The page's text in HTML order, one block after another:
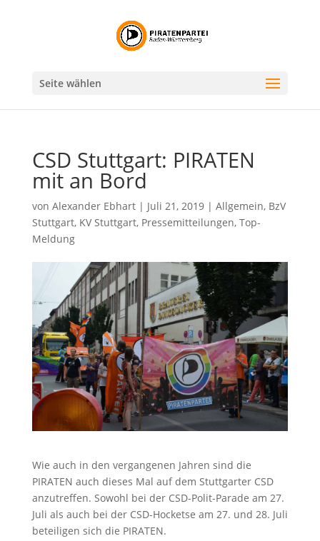
Seite wählen
CSD Stuttgart: PIRATEN
mit an Bord
von Alexander Ebhart| Juli 21, 2019| Allgemein, BzV
Stuttgart, KV Stuttgart, Pressemitteilungen, Top-
Meldung
Wie auch in den vergangenen Jahren sind die
PIRATEN auch dieses Mal auf dem Stuttgarter CSD
anzutreffen. Sowohl bei der CSD-Polit-Parade am 27.
Juli als auch bei der CSD-Hocketse am 27. und 28. Juli
beteiligen sich die PIRATEN.